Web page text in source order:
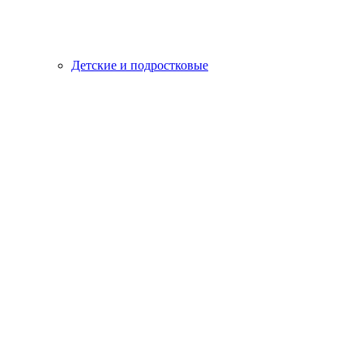
Детские и подростковые